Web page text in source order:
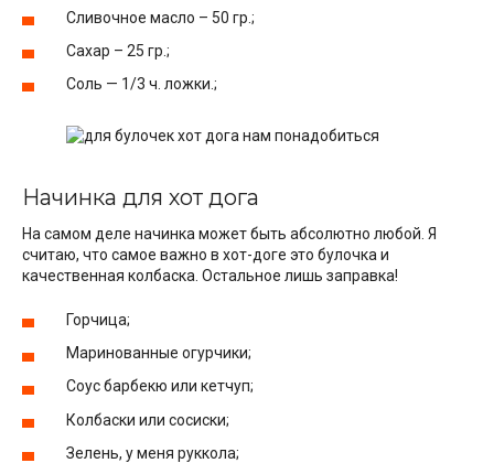
Сливочное масло – 50 гр.;
Сахар – 25 гр.;
Соль — 1/3 ч. ложки.;
Начинка для хот дога
На самом деле начинка может быть абсолютно любой. Я
считаю, что самое важно в хот-доге это булочка и
качественная колбаска. Остальное лишь заправка!
Горчица;
Маринованные огурчики;
Соус барбекю или кетчуп;
Колбаски или сосиски;
Зелень, у меня руккола;